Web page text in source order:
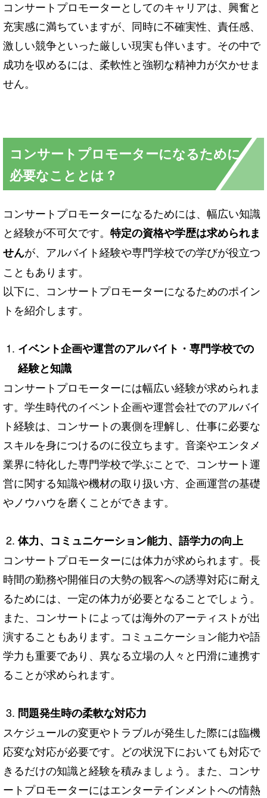
コンサートプロモーターとしてのキャリアは、興奮と
充実感に満ちていますが、同時に不確実性、責任感、
激しい競争といった厳しい現実も伴います。その中で
成功を収めるには、柔軟性と強靭な精神力が欠かせま
せん。
コンサートプロモーターになるために
必要なこととは？
コンサートプロモーターになるためには、幅広い知識
と経験が不可欠です。 特定の資格や学歴は求められま
せんが、アルバイト経験や専門学校での学びが役立つ
こともあります。
以下に、コンサートプロモーターになるためのポイン
トを紹介します。
イベント企画や運営のアルバイト・専門学校での
経験と知識
コンサートプロモーターには幅広い経験が求められま
す。学生時代のイベント企画や運営会社でのアルバイ
ト経験は、コンサートの裏側を理解し、仕事に必要な
スキルを身につけるのに役立ちます。音楽やエンタメ
業界に特化した専門学校で学ぶことで、コンサート運
営に関する知識や機材の取り扱い方、企画運営の基礎
やノウハウを磨くことができます。
体力、コミュニケーション能力、語学力の向上
コンサートプロモーターには体力が求められます。長
時間の勤務や開催日の大勢の観客への誘導対応に耐え
るためには、一定の体力が必要となることでしょう。
また、コンサートによっては海外のアーティストが出
演することもあります。コミュニケーション能力や語
学力も重要であり、異なる立場の人々と円滑に連携す
ることが求められます。
問題発生時の柔軟な対応力
スケジュールの変更やトラブルが発生した際には臨機
応変な対応が必要です。どの状況下においても対応で
きるだけの知識と経験を積みましょう。また、コンサ
ートプロモーターにはエンターテインメントへの情熱